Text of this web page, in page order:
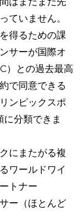
ていません。
得るための課
サーが国際オ
）との過去最高
で同意できる
ンピックスポ
に分類できま
にまたがる複
ワールドワイ
トナー
ー（ほとんど